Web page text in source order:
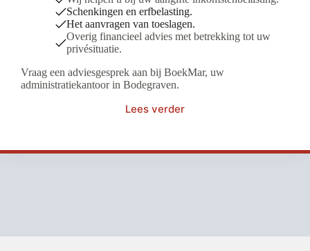
Schenkingen en erfbelasting.
Het aanvragen van toeslagen.
Overig financieel advies met betrekking tot uw
privésituatie.
Vraag een adviesgesprek aan bij BoekMar, uw
administratiekantoor in Bodegraven.
Lees verder